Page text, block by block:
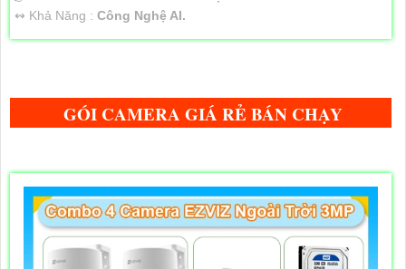
️↭ Khả Năng : Công Nghệ AI.
GÓI CAMERA GIÁ RẺ BÁN CHẠY